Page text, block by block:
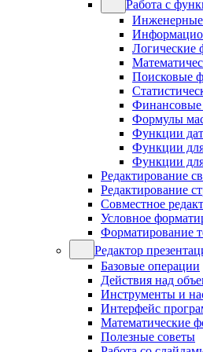
Работа с
Логические
Поисковые
Формулы
Функции
Функции
Функции
Редактирование
Редактирование
Совместное
Условное
Форматирование
Редактор
Базовые операции
Действия над
Инструменты и
Интерфейс
Математические
Полезные советы